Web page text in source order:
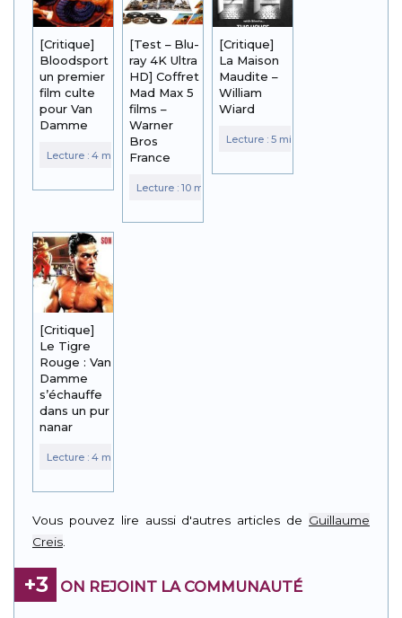
[Critique]
Bloodsport :
un premier
film culte
pour Van
Damme
[Test – Blu-
ray 4K Ultra
HD] Coffret
Mad Max 5
films –
Warner
Bros
France
[Critique]
La Maison
Maudite –
William
Wiard
[Critique]
Le Tigre
Rouge : Van
Damme
s’échauffe
dans un pur
nanar
Vous pouvez lire aussi d'autres articles de Guillaume
Creis
+3 ON REJOINT LA COMMUNAUTÉ